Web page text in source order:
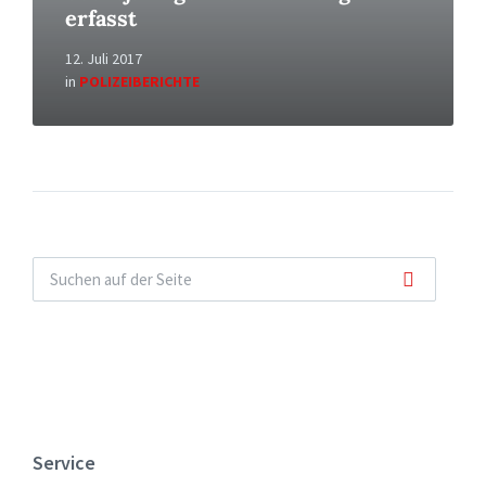
erfasst
12. Juli 2017
in POLIZEIBERICHTE
Service